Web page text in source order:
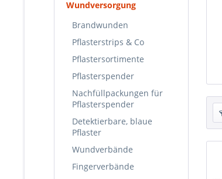
Wundversorgung
Brandwunden
Pflasterstrips & Co
Pflastersortimente
Pflasterspender
Nachfüllpackungen für
Pflasterspender
Detektierbare, blaue
Pflaster
Wundverbände
Fingerverbände